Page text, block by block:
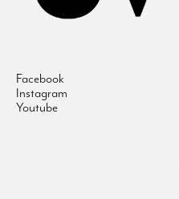
Facebook
Instagram
Youtube